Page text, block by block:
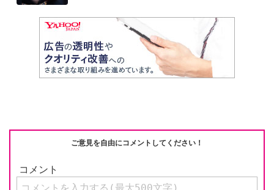
ご意見を自由にコメントしてください！